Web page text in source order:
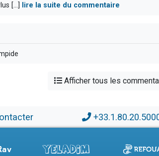
[...] lire la suite du commentaire
Afficher tous les